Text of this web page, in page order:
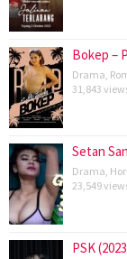
Bokep –
Drama
31,843
Setan
Drama
23,549
PSK